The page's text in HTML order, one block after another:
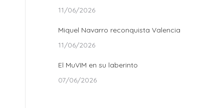
11/06/2026
Miquel Navarro reconquista Valencia
11/06/2026
El MuVIM en su laberinto
07/06/2026